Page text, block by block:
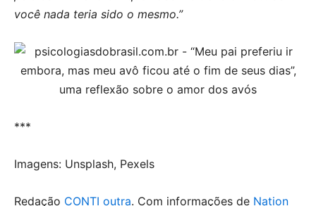
você nada teria sido o mesmo.”
***
Imagens: Unsplash, Pexels
Redação CONTI outra. Com informações de Nation